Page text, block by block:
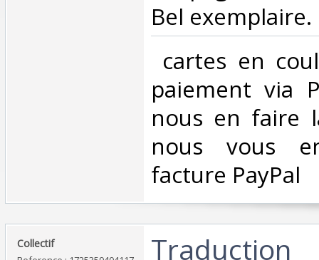
Bel exemplaire.‎
cartes en
paiement via
nous en faire
nous vous
facture PayPal‎
‎Collectif‎
‎Traduction